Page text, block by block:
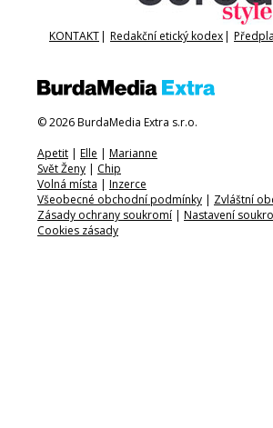
KONTAKT| Redakční etický kodex|
© 2026 BurdaMedia Extra s.r.o.
Apetit | Elle | Marianne
Svět Ženy | Chip
Volná místa | Inzerce
Všeobecné obchodní podmínky | Zvláštní
Zásady ochrany soukromí | Nastavení
Cookies zásady